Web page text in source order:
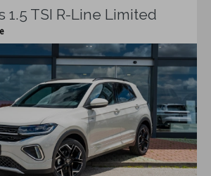
1.5 TSI R-Line Limited